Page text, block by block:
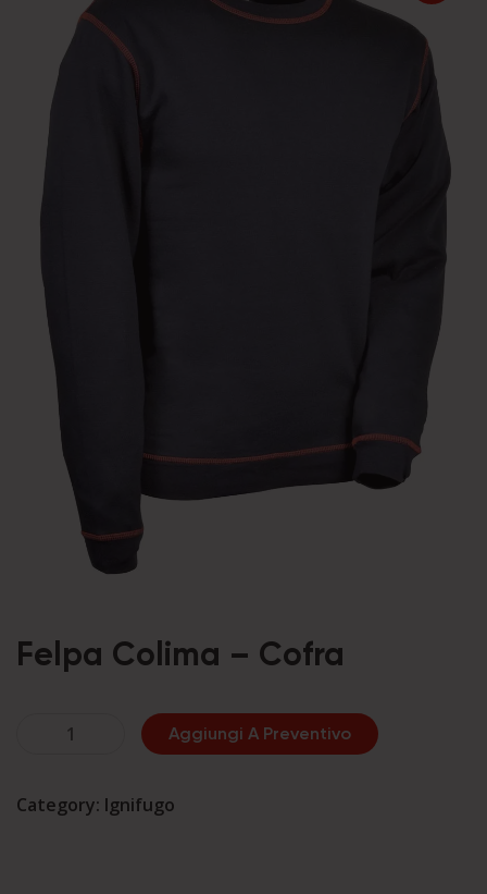
Felpa Colima – Cofra
Cofra
Aggiungi A Preventivo
Category: Ignifugo